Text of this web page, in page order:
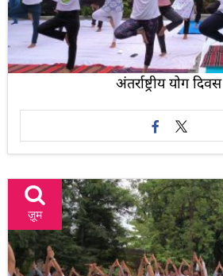
अंतर्राष्ट्रीय योग दिवस
ज़ूम